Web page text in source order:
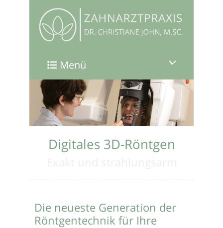
Menü
Digitales 3D-Röntgen
Die neueste Generation der
Röntgentechnik für Ihre